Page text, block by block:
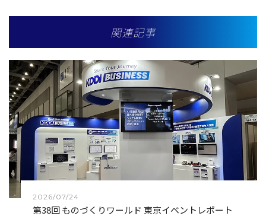
関連記事
2026/07/24
第38回 ものづくりワールド 東京イベントレポート